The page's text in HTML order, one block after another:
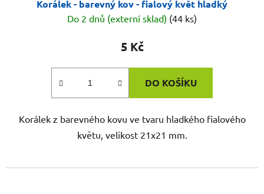
Korálek - barevný kov - fialový květ hladký
Do 2 dnů (externí sklad) (44 ks)
5 Kč
DO KOŠÍKU
Korálek z barevného kovu ve tvaru hladkého fialového
květu, velikost 21x21 mm.